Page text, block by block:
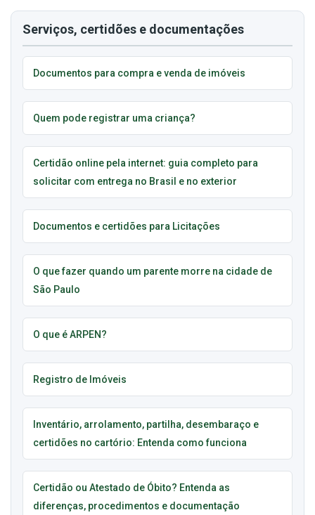
Serviços, certidões e documentações
Documentos para compra e venda de imóveis
Quem pode registrar uma criança?
Certidão online pela internet: guia completo para
solicitar com entrega no Brasil e no exterior
Documentos e certidões para Licitações
O que fazer quando um parente morre na cidade de
São Paulo
O que é ARPEN?
Registro de Imóveis
Inventário, arrolamento, partilha, desembaraço e
certidões no cartório: Entenda como funciona
Certidão ou Atestado de Óbito? Entenda as
diferenças, procedimentos e documentação